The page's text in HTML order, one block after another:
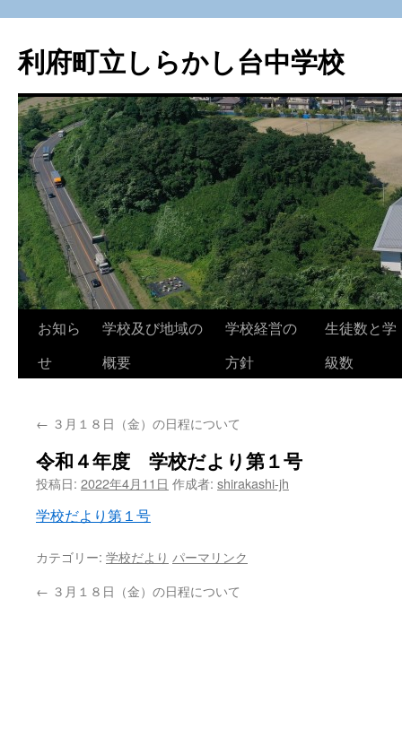
利府町立しらかし台中学校
ン
ン
ツ
へ
キ
ッ
お知ら
せ
学校及び地域の
概要
学校経営の
方針
生徒数と学
級数
← ３月１８日（金）の日程について
令和４年度 学校だより第１号
投稿日: 2022年4月11日 作成者: shirakashi-jh
学校だより第１号
カテゴリー: 学校だより パーマリンク
← ３月１８日（金）の日程について